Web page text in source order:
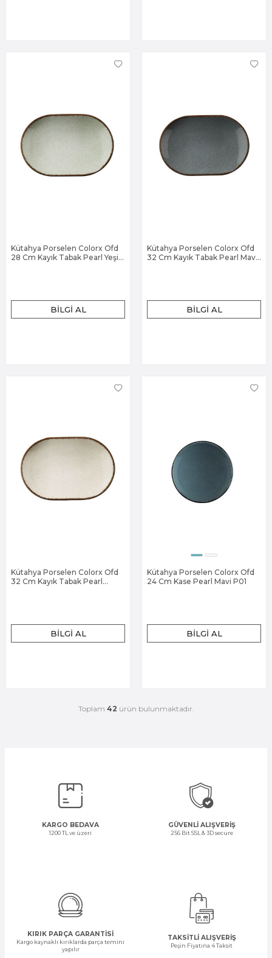
Kütahya Porselen Colorx Ofd
28 Cm Kayık Tabak Pearl Yeşil
BILGI AL
Kütahya Porselen Colorx Ofd
32 Cm Kayık Tabak Pearl Mavi
BILGI AL
Kütahya Porselen Colorx Ofd
32 Cm Kayık Tabak Pearl
BILGI AL
Kütahya Porselen Colorx Ofd
24 Cm Kase Pearl Mavi P01
BILGI AL
Toplam 42 ürün bulunmaktadır.
KARGO BEDAVA
1200 TL ve üzeri
GÜVENLİ ALIŞVERİŞ
256 Bit SSL & 3D secure
KIRIK PARÇA GARANTİSİ
Kargo kaynaklı kırıklarda parça temini
yapılır
TAKSİTLİ ALIŞVERİŞ
Peşin Fiyatına 4 Taksit